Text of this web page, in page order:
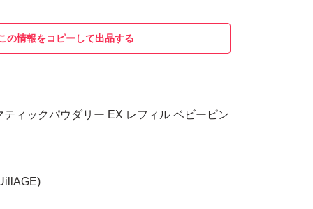
の情報をコピーして出品する
ティックパウダリー EX レフィル ベビーピン